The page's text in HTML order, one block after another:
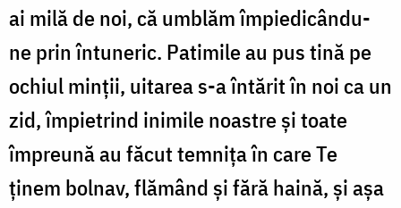
ai milă de noi, că umblăm împiedicându-
ne prin întuneric. Patimile au pus tină pe
ochiul minții, uitarea s-a întărit în noi ca un
zid, împietrind inimile noastre și toate
împreună au făcut temnița în care Te
ținem bolnav, flămând și fără haină, și așa